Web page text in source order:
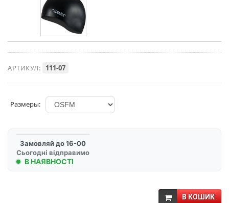
АРТИКУЛ: 111-07
Размеры:
Замовляй до 16-00
Сьогодні відправимо
В НАЯВНОСТІ
В КОШИК